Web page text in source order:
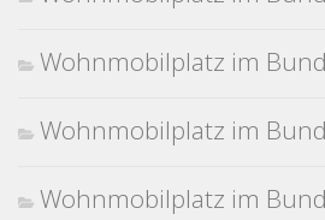
Wohnmobilplatz im
Wohnmobilplatz im
Wohnmobilplatz im